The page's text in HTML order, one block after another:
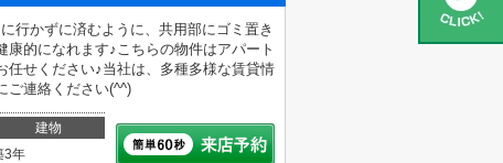
行かずに済むように、共用部にゴミ置き
的になれます♪こちらの物件はアパート
せください♪当社は、多種多様な賃貸情
ご連絡ください(^^)
建物
3年